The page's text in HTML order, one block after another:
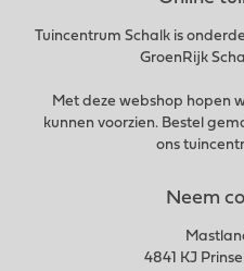
Tuincentrum Schalk is
GroenRijk
Met deze webshop hopen
kunnen voorzien. Bestel
ons
Neem
4841 KJ